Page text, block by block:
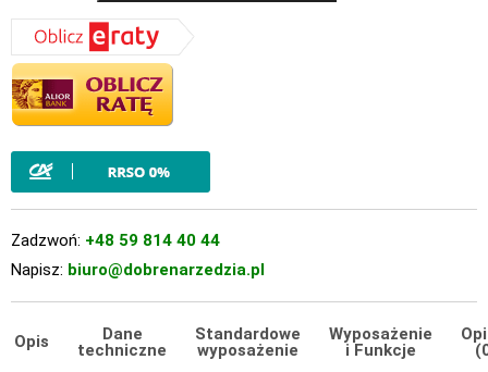
Zadzwoń: +48 59 814 40 44
Napisz: biuro@dobrenarzedzia.pl
Opis
Dane
techniczne
Standardowe
wyposażenie
Wyposażenie
i Funkcje